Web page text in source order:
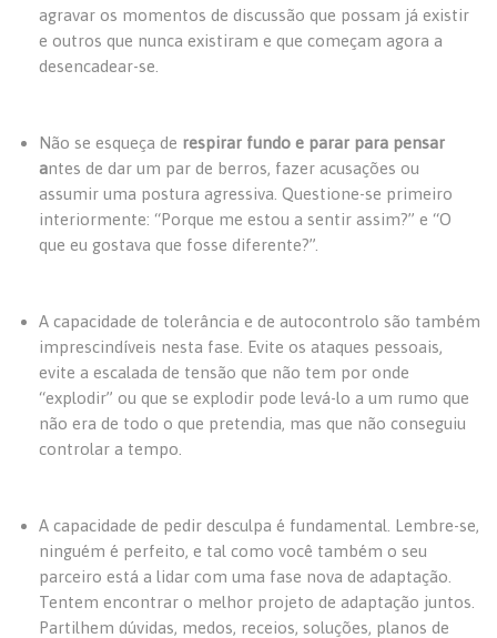
agravar os momentos de discussão que possam já existir
e outros que nunca existiram e que começam agora a
desencadear-se.
Não se esqueça de respirar fundo e parar para pensar
antes de dar um par de berros, fazer acusações ou
assumir uma postura agressiva. Questione-se primeiro
interiormente: “Porque me estou a sentir assim?” e “O
que eu gostava que fosse diferente?”.
A capacidade de tolerância e de autocontrolo são também
imprescindíveis nesta fase. Evite os ataques pessoais,
evite a escalada de tensão que não tem por onde
“explodir” ou que se explodir pode levá-lo a um rumo que
não era de todo o que pretendia, mas que não conseguiu
controlar a tempo.
A capacidade de pedir desculpa é fundamental. Lembre-se,
ninguém é perfeito, e tal como você também o seu
parceiro está a lidar com uma fase nova de adaptação.
Tentem encontrar o melhor projeto de adaptação juntos.
Partilhem dúvidas, medos, receios, soluções, planos de